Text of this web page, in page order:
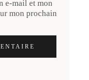
e-mail et mon
mon prochain